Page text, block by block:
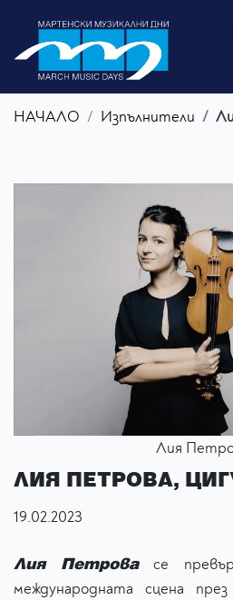
НАЧАЛО Изпълнители
Лия
ЛИЯ ПЕТРОВА,
19.02.2023
Лия Петровасе
международната сцена